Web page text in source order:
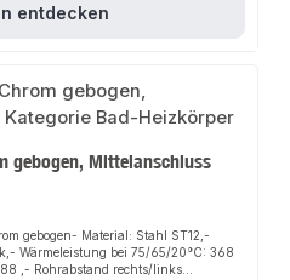
entdecken
gebogen, Mittelanschluss
gebogen- Material: Stahl ST12,-
Wärmeleistung bei 75/65/20°C: 368
,- Rohrabstand rechts/links